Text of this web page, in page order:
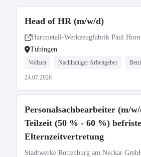
Head of HR (m/w/d)
Hartmetall-Werkzeugfabrik Paul
Tübingen
Vollzeit Nachhaltiger Arbeitgeber
24.07.2026
Personalsachbearbeiter (m/
Teilzeit (50 % - 60 %)
Elternzeitvertretung
Stadtwerke Rottenburg am Neckar